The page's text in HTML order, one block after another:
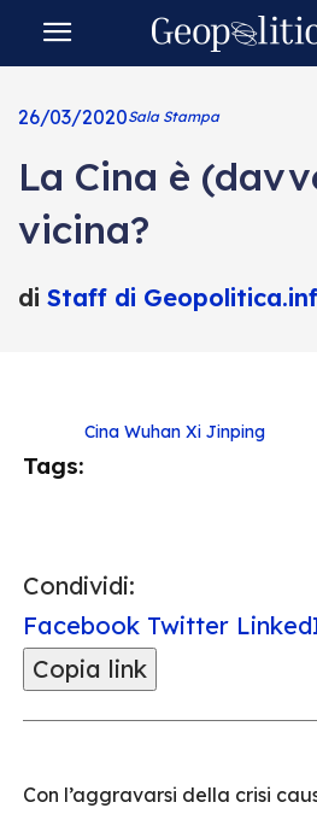
26/03/2020Sala Stampa
La Cina è
vicina?
di Staff di
Tags:
Cina Wuhan Xi Jinping
Condividi:
Facebook Twitter
Copia link
Con l’aggravarsi della crisi